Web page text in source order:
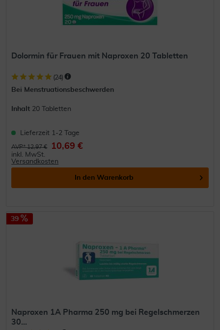
Dolormin für Frauen mit Naproxen 20 Tabletten
(24)
Bei Menstruationsbeschwerden
Inhalt 20 Tabletten
Lieferzeit 1-2 Tage
AVP* 12,97 € 10,69 €
inkl. MwSt.
Versandkosten
In den Warenkorb
39
Naproxen 1A Pharma 250 mg bei Regelschmerzen
30...